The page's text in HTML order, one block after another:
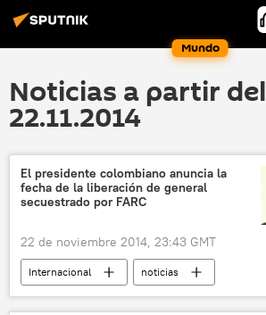
Mundo
Noticias a partir del
22.11.2014
El presidente colombiano anuncia la
fecha de la liberación de general
secuestrado por FARC
22 de noviembre 2014, 23:43 GMT
Internacional noticias